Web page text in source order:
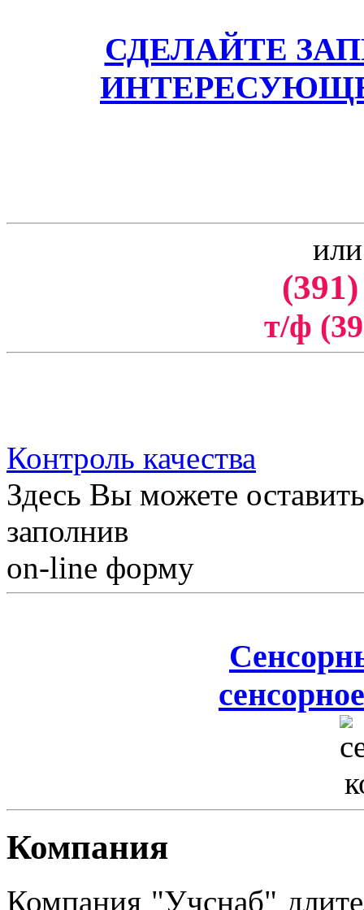
СДЕЛАЙТЕ
т/ф
Контроль качества
Здесь Вы можете
заполнив
on-line форму
Компания
Компания "Учснаб"